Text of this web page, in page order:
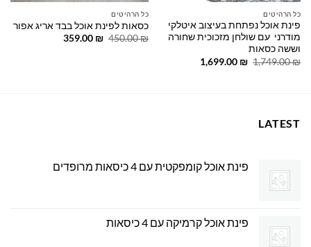
כל הרהיטים
פינת אוכל נפתחת בעיצוב איטלקי
מודרני עם שולחן מזכוכית שחורה
וששה כסאות
1,749.00₪
המחיר
1,699.00 ₪
המחיר
כל הרהיטים
כסאות לפינת אוכל בבד אריג אפור
450.00₪
המחיר
359.00 ₪
המחיר
LATEST
פינת אוכל קומפקטית עם 4 כיסאות מרופדים
פינת אוכל קרמיקה עם 4 כיסאות